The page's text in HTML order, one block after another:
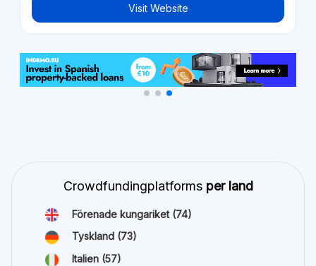
Visit Website
Crowdfundingplatforms per land
Förenade kungariket (74)
Tyskland (73)
Italien (57)